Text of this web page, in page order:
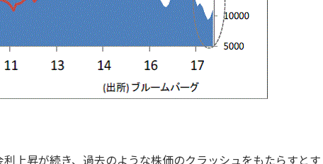
上昇が続き、過去のような株価のクラッシュをもたらすとす